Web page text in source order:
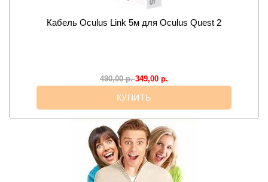
Кабель Oculus Link 5м для Oculus Quest 2
490,00р. 349,00 р.
КУПИТЬ